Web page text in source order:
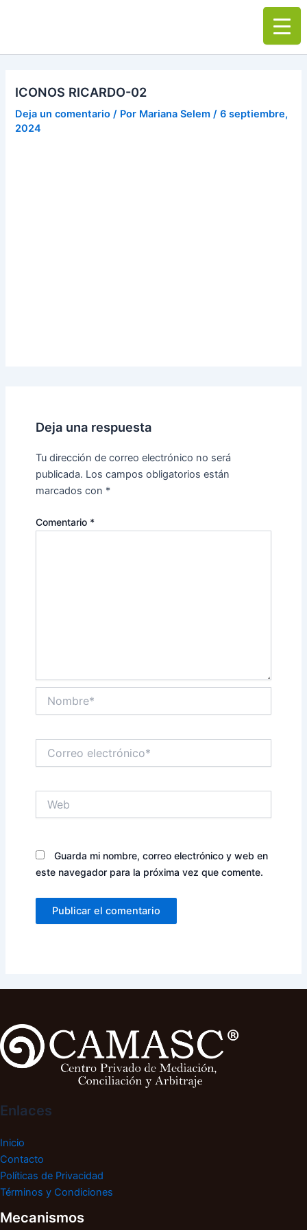
Main
ICONOS RICARDO-02
Deja un comentario / Por Mariana Selem/6 septiembre,
2024
Deja una respuesta
Tu dirección de correo electrónico no será
publicada. Los campos obligatorios están
marcados con *
Comentario *
electrónico*
Guarda mi nombre, correo electrónico y web en
este navegador para la próxima vez que comente.
Enlaces
Inicio
Contacto
Políticas de Privacidad
Términos y Condiciones
Mecanismos